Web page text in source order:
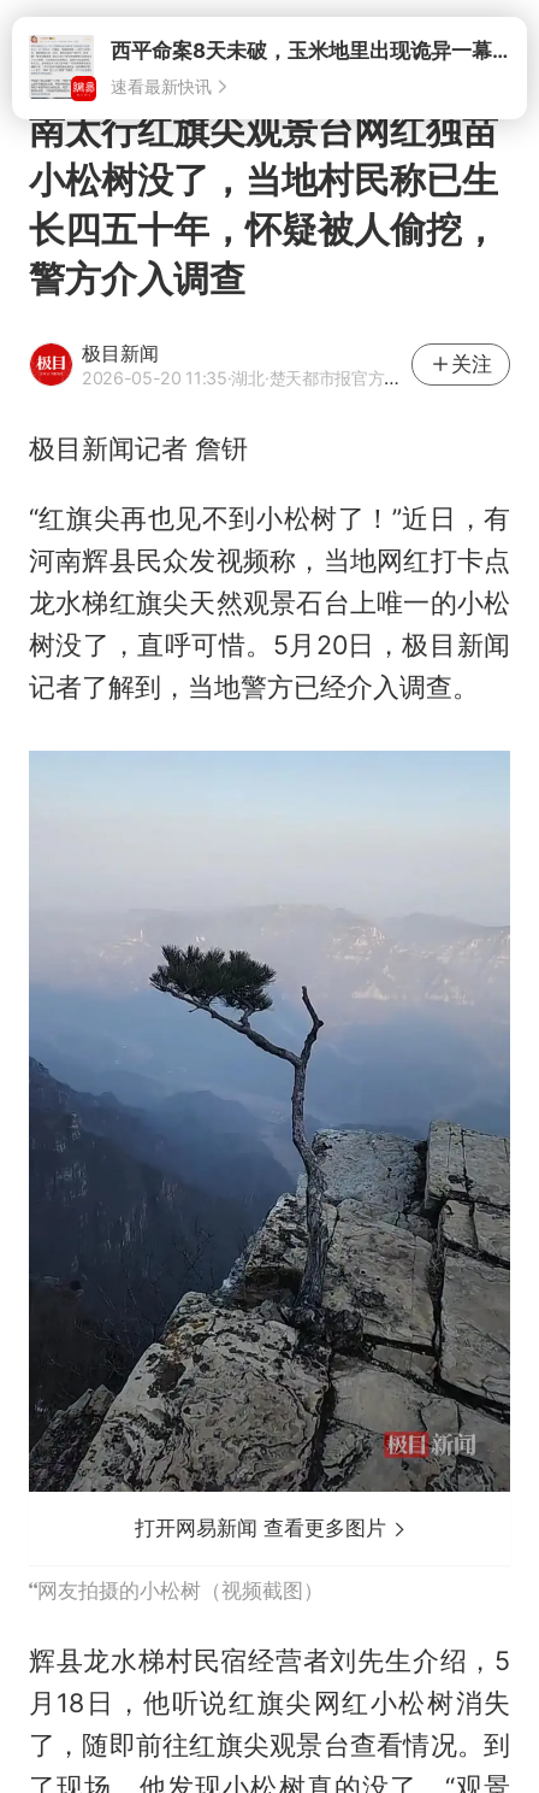
打开
南太行红旗尖观景台网红独苗
小松树没了，当地村民称已生
长四五十年，怀疑被人偷挖，
警方介入调查
极目新闻
2026-05-20 11:35·湖北·楚天都市报官方网易号
关注
极目新闻记者 詹钘
“红旗尖再也见不到小松树了！”近日，有
河南辉县民众发视频称，当地网红打卡点
龙水梯红旗尖天然观景石台上唯一的小松
树没了，直呼可惜。5月20日，极目新闻
记者了解到，当地警方已经介入调查。
打开网易新闻 查看更多图片
网友拍摄的小松树（视频截图）
辉县龙水梯村民宿经营者刘先生介绍，5
月18日，他听说红旗尖网红小松树消失
了，随即前往红旗尖观景台查看情况。到